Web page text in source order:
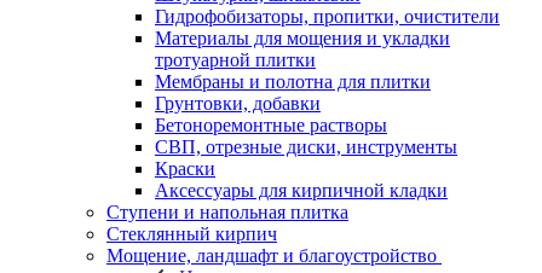
Гидрофобизаторы, пропитки, очистители
Материалы для мощения и укладки
тротуарной плитки
Мембраны и полотна для плитки
Грунтовки, добавки
Бетоноремонтные растворы
СВП, отрезные диски, инструменты
Краски
Аксессуары для кирпичной кладки
Ступени и напольная плитка
Cтеклянный кирпич
Мощение, ландшафт и благоустройство